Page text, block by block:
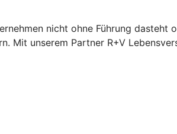
nicht ohne Führung dasteht
Mit unserem Partner R+V